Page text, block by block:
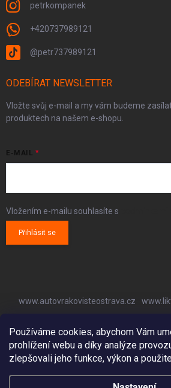
Používáme cookies, abychom Vám
prohlížení webu a díky analýze
zlepšovali jeho funkce, výkon a
petrkompanek
+420737989121
@petr737989121
ODEBÍRAT NEWSLETTER
Vložte svůj e-mail a my vám budeme
produktech na našem e-shopu.
E-MAIL
Vložením e-mailu souhlasíte s
Přihlásit se
www.autovrakovisteostrava.cz